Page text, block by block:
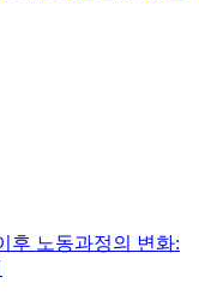
후 노동과정의 변화: